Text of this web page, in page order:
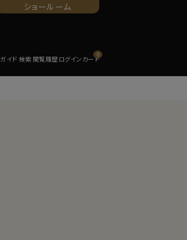
ショールーム
0